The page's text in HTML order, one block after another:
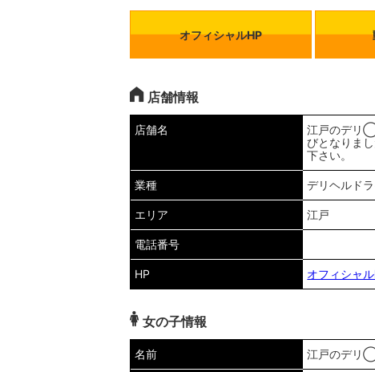
オフィシャルHP
店舗情報
店舗名
江戸のデリ
びとなりま
下さい。
業種 デリヘルド
エリア 江戸
電話番号
HP オフィシャ
女の子情報
名前 江戸のデリ